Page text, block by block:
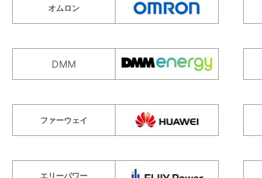
オムロン
DMM
ファーウェイ
エリーパワー